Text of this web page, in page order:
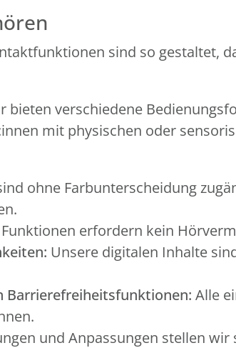
sind so gestaltet,
bieten verschiedene
mit physischen oder
ohne Farbunterscheidung
erfordern kein
Unsere digitalen Inhalte
Barrierefreiheitsfunktionen: Alle
und Anpassungen stellen